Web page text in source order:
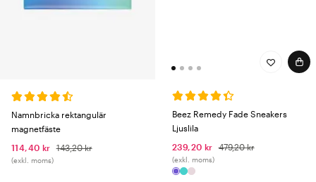
Namnbricka rektangulär
magnetfäste
114,40 kr
143,20 kr
(exkl. moms)
Beez Remedy Fade Sneakers
Ljuslila
239,20 kr
479,20 kr
(exkl. moms)